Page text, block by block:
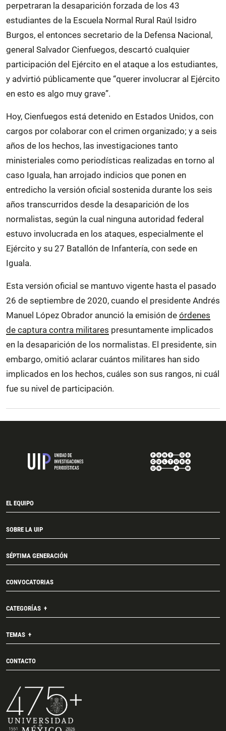
perpetraran la desaparición forzada de los 43
estudiantes de la Escuela Normal Rural Raúl Isidro
Burgos, el entonces secretario de la Defensa Nacional,
general Salvador Cienfuegos, descartó cualquier
participación del Ejército en el ataque a los estudiantes,
y advirtió públicamente que “querer involucrar al Ejército
en esto es algo muy grave”.
Hoy, Cienfuegos está detenido en Estados Unidos, con
cargos por colaborar con el crimen organizado; y a seis
años de los hechos, las investigaciones tanto
ministeriales como periodísticas realizadas en torno al
caso Iguala, han arrojado indicios que ponen en
entredicho la versión oficial sostenida durante los seis
años transcurridos desde la desaparición de los
normalistas, según la cual ninguna autoridad federal
estuvo involucrada en los ataques, especialmente el
Ejército y su 27 Batallón de Infantería, con sede en
Iguala.
Esta versión oficial se mantuvo vigente hasta el pasado
26 de septiembre de 2020, cuando el presidente Andrés
Manuel López Obrador anunció la emisión de órdenes
de captura contra militares presuntamente implicados
en la desaparición de los normalistas. El presidente, sin
embargo, omitió aclarar cuántos militares han sido
implicados en los hechos, cuáles son sus rangos, ni cuál
fue su nivel de participación.
EL EQUIPO
SOBRE LA UIP
SÉPTIMA GENERACIÓN
CONVOCATORIAS
CATEGORÍAS
TEMAS
CONTACTO